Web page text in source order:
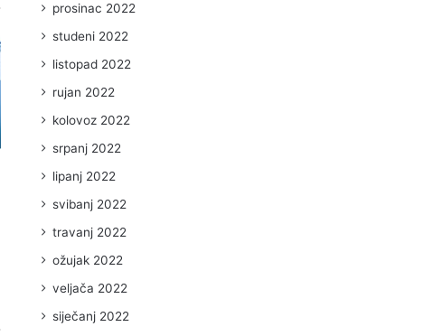
prosinac 2022
studeni 2022
listopad 2022
rujan 2022
kolovoz 2022
srpanj 2022
lipanj 2022
svibanj 2022
travanj 2022
ožujak 2022
veljača 2022
siječanj 2022